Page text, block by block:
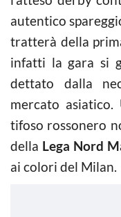
autentico
tratterà della
infatti la gara si
dettato dalla
mercato
tifoso rossonero
della Lega Nord
ai colori del Milan.